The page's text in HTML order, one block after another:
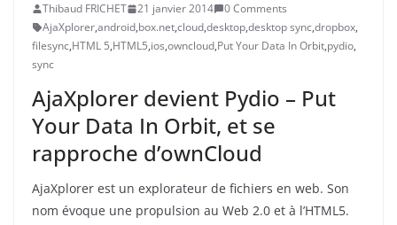
Thibaud FRICHET 21 janvier 2014
0 Comments
AjaXplorer,android,box.net,cloud,desktop,desktop sync,dropbox,
filesync,HTML 5,HTML5,ios,owncloud,Put Your Data In Orbit,pydio,
sync
AjaXplorer devient Pydio – Put
Your Data In Orbit, et se
rapproche d’ownCloud
AjaXplorer est un explorateur de fichiers en web. Son
nom évoque une propulsion au Web 2.0 et à l’HTML5.